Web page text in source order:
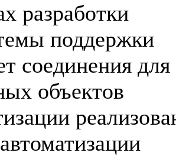
разработки
поддержки
соединения для
объектов